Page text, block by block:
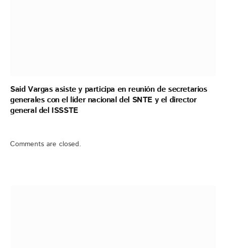
Said Vargas asiste y participa en reunión de secretarios
generales con el líder nacional del SNTE y el director
general del ISSSTE
Comments are closed.